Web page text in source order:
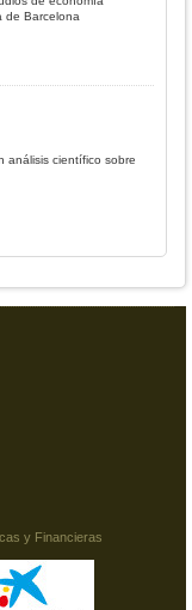
de Barcelona
análisis científico sobre
y Financieras